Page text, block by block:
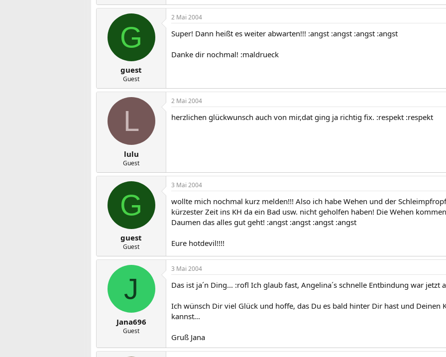
G
guest
Guest
2 Mai 2004
Super! Dann heißt es weiter abwarten!!! :angst :angst :angst :angst
Danke dir nochmal! :maldrueck
L
lulu
Guest
2 Mai 2004
herzlichen glückwunsch auch von mir,dat ging ja richtig fix. :respekt :respekt
G
guest
Guest
3 Mai 2004
wollte mich nochmal kurz melden!!! Also ich habe Wehen und der
kürzester Zeit ins KH da ein Bad usw. nicht geholfen haben! Die Wehen
Daumen das alles gut geht! :angst :angst :angst :angst
Eure hotdevil!!!!
J
Jana696
Guest
3 Mai 2004
Das ist ja´n Ding... :rofl Ich glaub fast, Angelina´s schnelle Entbindung war jetzt
Ich wünsch Dir viel Glück und hoffe, das Du es bald hinter Dir hast und Deinen
kannst...
Gruß Jana